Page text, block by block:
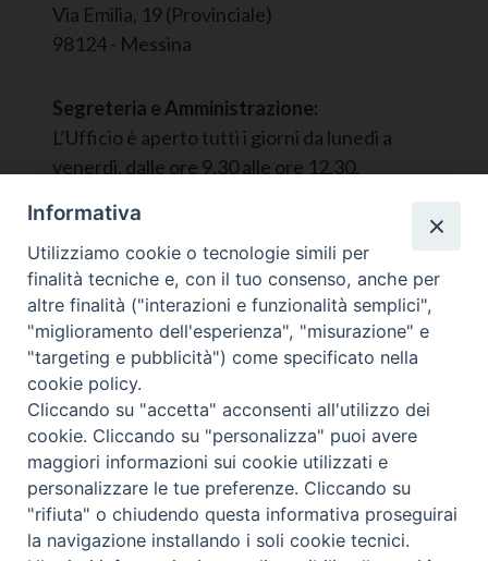
Via Emilia, 19 (Provinciale)
98124 - Messina
Segreteria e Amministrazione:
L’Ufficio è aperto tutti i giorni da lunedì a
venerdì, dalle ore 9.30 alle ore 12.30.
mail:ufficiocaritas@diocesimessina.it
Seguici su
© 2022 - 2025 Caritas Arcidiocesi di Messina Lipari
Santa Lucia del Mela - All Rights Reserved | Privacy
Policy
Informativa
Utilizziamo cookie o tecnologie simili per
finalità tecniche e, con il tuo consenso, anche per
altre finalità ("interazioni e funzionalità semplici",
"miglioramento dell'esperienza", "misurazione" e
"targeting e pubblicità") come specificato nella
cookie policy.
Cliccando su "accetta" acconsenti all'utilizzo dei
cookie. Cliccando su "personalizza" puoi avere
maggiori informazioni sui cookie utilizzati e
personalizzare le tue preferenze. Cliccando su
"rifiuta" o chiudendo questa informativa proseguirai
la navigazione installando i soli cookie tecnici.